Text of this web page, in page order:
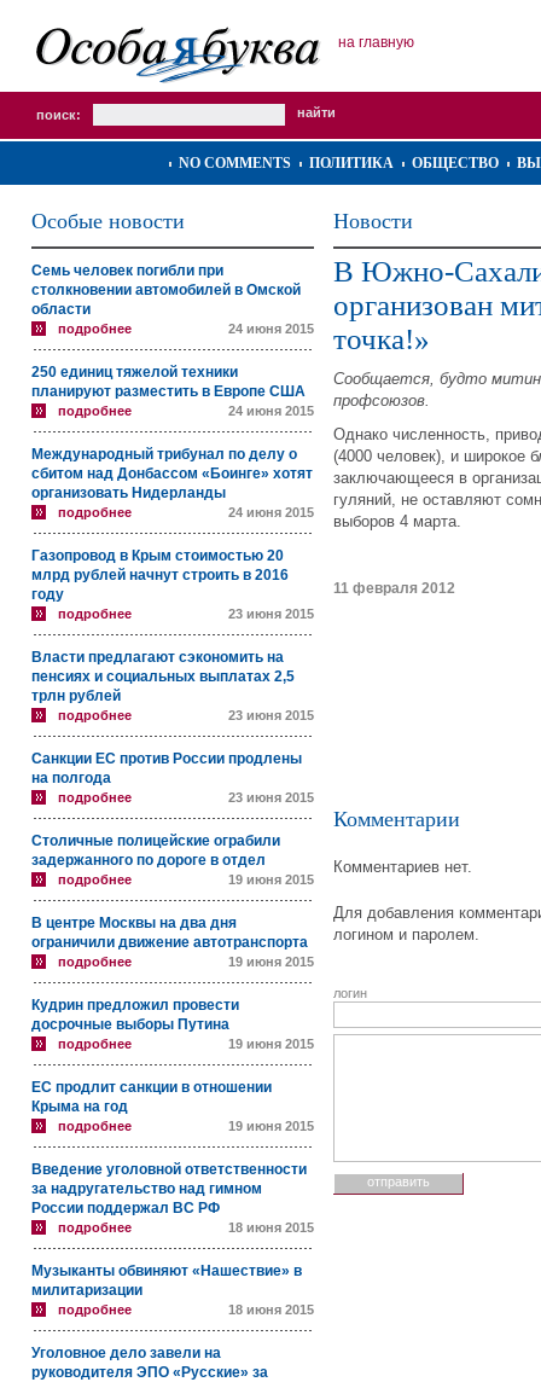
на главную
поиск:
NO COMMENTS ПОЛИТИКА ОБЩЕСТВО
Особые новости
Семь человек погибли при
столкновении автомобилей в Омской
области
подробнее 24 июня 2015
250 единиц тяжелой техники
планируют разместить в Европе США
подробнее 24 июня 2015
Международный трибунал по делу о
сбитом над Донбассом «Боинге» хотят
организовать Нидерланды
подробнее 24 июня 2015
Газопровод в Крым стоимостью 20
млрд рублей начнут строить в 2016
году
подробнее 23 июня 2015
Власти предлагают сэкономить на
пенсиях и социальных выплатах 2,5
трлн рублей
подробнее 23 июня 2015
Санкции ЕС против России продлены
на полгода
подробнее 23 июня 2015
Столичные полицейские ограбили
задержанного по дороге в отдел
подробнее 19 июня 2015
В центре Москвы на два дня
ограничили движение автотранспорта
подробнее 19 июня 2015
Кудрин предложил провести
досрочные выборы Путина
подробнее 19 июня 2015
ЕС продлит санкции в отношении
Крыма на год
подробнее 19 июня 2015
Введение уголовной ответственности
за надругательство над гимном
России поддержал ВС РФ
подробнее 18 июня 2015
Музыканты обвиняют «Нашествие» в
милитаризации
подробнее 18 июня 2015
Уголовное дело завели на
руководителя ЭПО «Русские» за
Новости
В Южно-
организован
точка!»
Сообщается, будто
профсоюзов.
Однако численность,
(4000 человек), и широкое
заключающееся в
гуляний, не оставляют
выборов 4 марта.
11 февраля 2012
Комментарии
Комментариев нет.
Для добавления
логином и паролем.
логин